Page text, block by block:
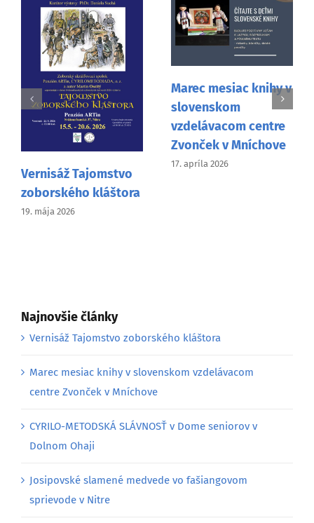
Vernisáž Tajomstvo
zoborského kláštora
19. mája 2026
Marec mesiac knihy v
slovenskom
vzdelávacom centre
Zvonček v Mníchove
17. apríla 2026
Najnovšie články
Vernisáž Tajomstvo zoborského kláštora
Marec mesiac knihy v slovenskom vzdelávacom
centre Zvonček v Mníchove
CYRILO-METODSKÁ SLÁVNOSŤ v Dome seniorov v
Dolnom Ohaji
Josipovské slamené medvede vo fašiangovom
sprievode v Nitre